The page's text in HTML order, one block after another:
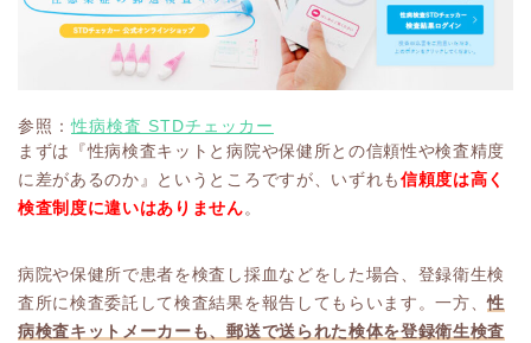
参照：性病検査 STDチェッカー
まずは『性病検査キットと病院や保健所との信頼性や検査精度
に差があるのか』というところですが、いずれも 信頼度は高く
検査制度に違いはありません。
病院や保健所で患者を検査し採血などをした場合、登録衛生検
査所に検査委託して検査結果を報告してもらいます。一方、性
病検査キットメーカーも、郵送で送られた検体を登録衛生検査